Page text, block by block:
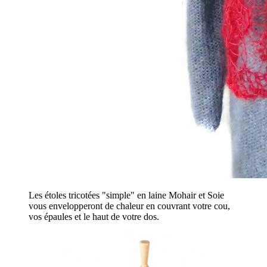
Les étoles tricotées "simple" en laine Mohair et Soie
vous envelopperont de chaleur en couvrant votre cou,
vos épaules et le haut de votre dos.